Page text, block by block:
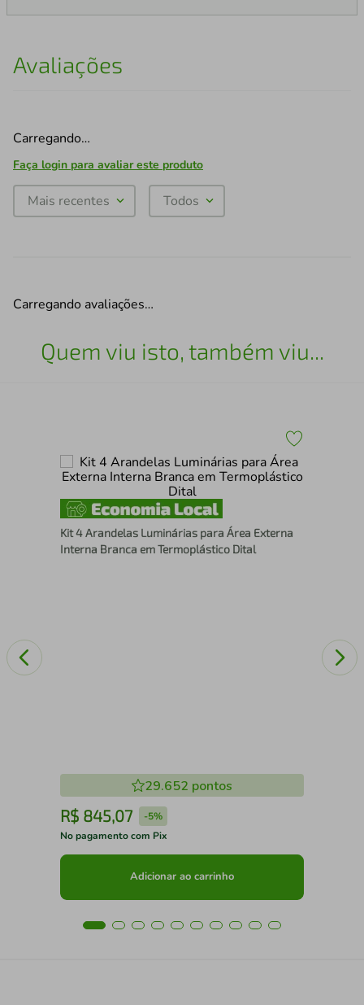
Avaliações
Carregando…
Faça login para avaliar este produto
Mais recentes Todos
Carregando avaliações…
Quem viu isto, também viu...
Kit 4 Arandelas Luminárias para Área Externa
Interna Branca em Termoplástico Dital
29.652 pontos
R$ 845,07 -5%
No pagamento com Pix
Adicionar ao carrinho